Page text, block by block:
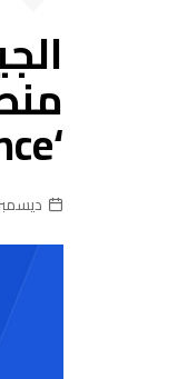
‘Clemta Intelligence’
ديسمبر 3,